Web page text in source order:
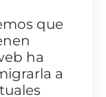
que
ha
a